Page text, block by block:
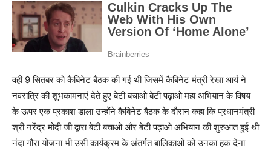
वही 9 सितंबर को कैबिनेट बैठक की गई थी जिसमें कैबिनेट मंत्री रेखा आर्य ने
नवरात्रि की शुभकामनाएं देते हुए बेटी बचाओ बेटी पढ़ाओ महा अभियान के विषय
के ऊपर एक प्रकाश डाला उन्होंने कैबिनेट बैठक के दौरान कहा कि प्रधानमंत्री
श्री नरेंद्र मोदी जी द्वारा बेटी बचाओ और बेटी पढ़ाओ अभियान की शुरुआत हुई थी
नंदा गौरा योजना भी उसी कार्यक्रम के अंतर्गत बालिकाओं को उनका हक देना